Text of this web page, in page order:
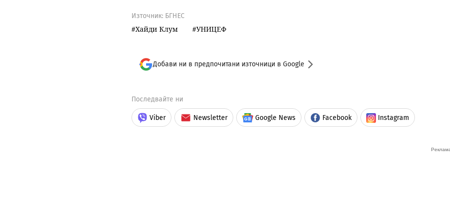
Източник: БГНЕС
Хайди Клум УНИЦЕФ
Добави ни в предпочитани източници в Google
Последвайте ни
Viber Newsletter Google News Facebook Instagram